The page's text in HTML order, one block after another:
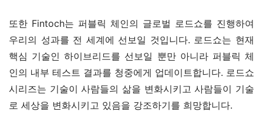
또한 Fintoch는 퍼블릭 체인의 글로벌 로드쇼를 진행하여
우리의 성과를 전 세계에 선보일 것입니다. 로드쇼는 현재
핵심 기술인 하이브리드를 선보일 뿐만 아니라 퍼블릭 체
인의 내부 테스트 결과를 청중에게 업데이트합니다. 로드쇼
시리즈는 기술이 사람들의 삶을 변화시키고 사람들이 기술
로 세상을 변화시키고 있음을 강조하기를 희망합니다.